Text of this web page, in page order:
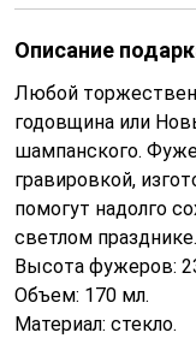
Описание
Любой
годовщина или
шампанского.
гравировкой,
помогут надолго
светлом празднике.
Высота фужеров:
Объем: 170 мл.
Материал: стекло.